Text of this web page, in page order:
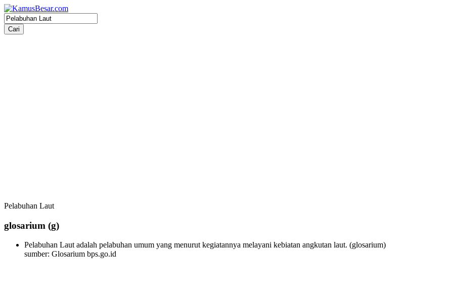
Pelabuhan Laut
glosarium (g)
Pelabuhan Laut adalah pelabuhan umum yang menurut kegiatannya melayani kebiatan angkutan laut. (glosarium)
sumber: Glosarium bps.go.id